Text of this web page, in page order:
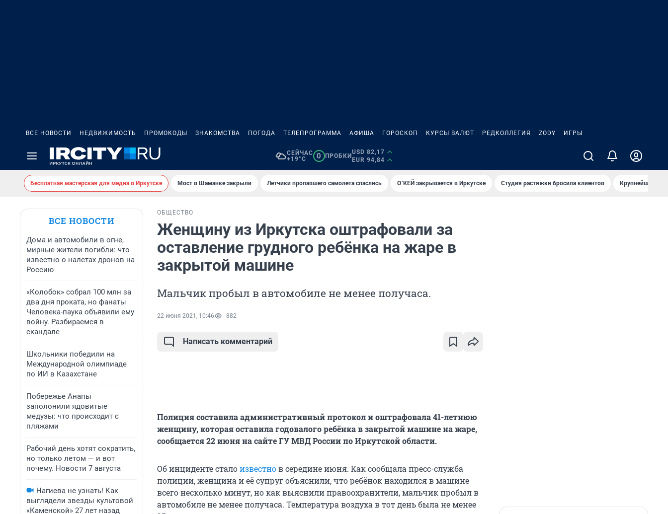
ВСЕ НОВОСТИ НЕДВИЖИМОСТЬ ПРОМОКОДЫ ЗНАКОМСТВА ПОГОДА ТЕЛЕПРОГРАММА АФИША ГОРОСКОП КУРСЫ ВАЛЮТ РЕДКОЛЛЕГИЯ ZODY ИГРЫ
СЕЙЧАС
+19°C
0 ПРОБКИ
USD 82,17
EUR 94,84
Бесплатная мастерская для медиа в Иркутске Мост в Шаманке закрыли Летчики пропавшего самолета спаслись О`КЕЙ закрывается в Иркутске Студия растяжки бросила клиентов Крупнейшие
ВСЕ НОВОСТИ
Дома и автомобили в огне,
мирные жители погибли: что
известно о налетах дронов на
Россию
«Колобок» собрал 100 млн за
два дня проката, но фанаты
Человека-паука объявили ему
войну. Разбираемся в
скандале
Школьники победили на
Международной олимпиаде
по ИИ в Казахстане
Побережье Анапы
заполонили ядовитые
медузы: что происходит с
пляжами
Рабочий день хотят сократить,
но только летом — и вот
почему. Новости 7 августа
Нагиева не узнать! Как
выглядели звезды культовой
«Каменской» 27 лет назад
ОБЩЕСТВО
Женщину из Иркутска оштрафовали за
оставление грудного ребёнка на жаре в
закрытой машине
Мальчик пробыл в автомобиле не менее получаса.
22 июня 2021, 10:46 882
Написать комментарий
Полиция составила административный протокол и оштрафовала 41-летнюю
женщину, которая оставила годовалого ребёнка в закрытой машине на жаре,
сообщается 22 июня на сайте ГУ МВД России по Иркутской области.
Об инциденте сталоизвестнов середине июня. Как сообщала пресс-служба
полиции, женщина и её супруг объяснили, что ребёнок находился в машине
всего несколько минут, но как выяснили правоохранители, мальчик пробыл в
автомобиле не менее получаса. Температура воздуха в тот день была не менее